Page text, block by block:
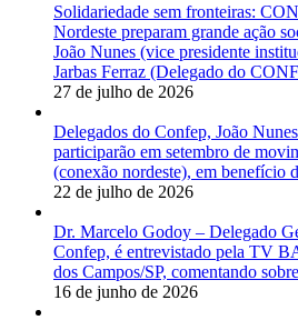
Solidariedade sem fronteiras:
Nordeste preparam grande ação
João Nunes (vice presidente
Jarbas Ferraz (Delegado do
27 de julho de 2026
Delegados do Confep, João
participarão em setembro de
(conexão nordeste), em benefício
22 de julho de 2026
Dr. Marcelo Godoy – Delegado
Confep, é entrevistado pela TV
dos Campos/SP, comentando
16 de junho de 2026